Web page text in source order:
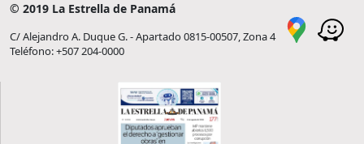
© 2019 La Estrella de Panamá
C/ Alejandro A. Duque G. - Apartado 0815-00507, Zona 4
Teléfono: +507 204-0000